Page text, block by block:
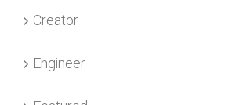
Creator
Engineer